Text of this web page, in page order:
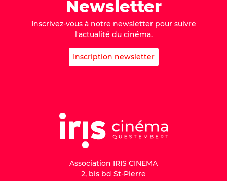
Newsletter
Inscrivez-vous à notre newsletter pour suivre
l'actualité du cinéma.
Inscription newsletter
Association IRIS CINEMA
2, bis bd St-Pierre